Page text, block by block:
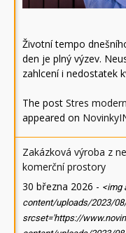
Životní tempo
den je plný výzev.
zahlcení i nedostatek
The post Stres
appeared on
Zakázková výroba z
komerční prostory
30 března 2026 - <img
content/uploads/2023/
srcset='https://